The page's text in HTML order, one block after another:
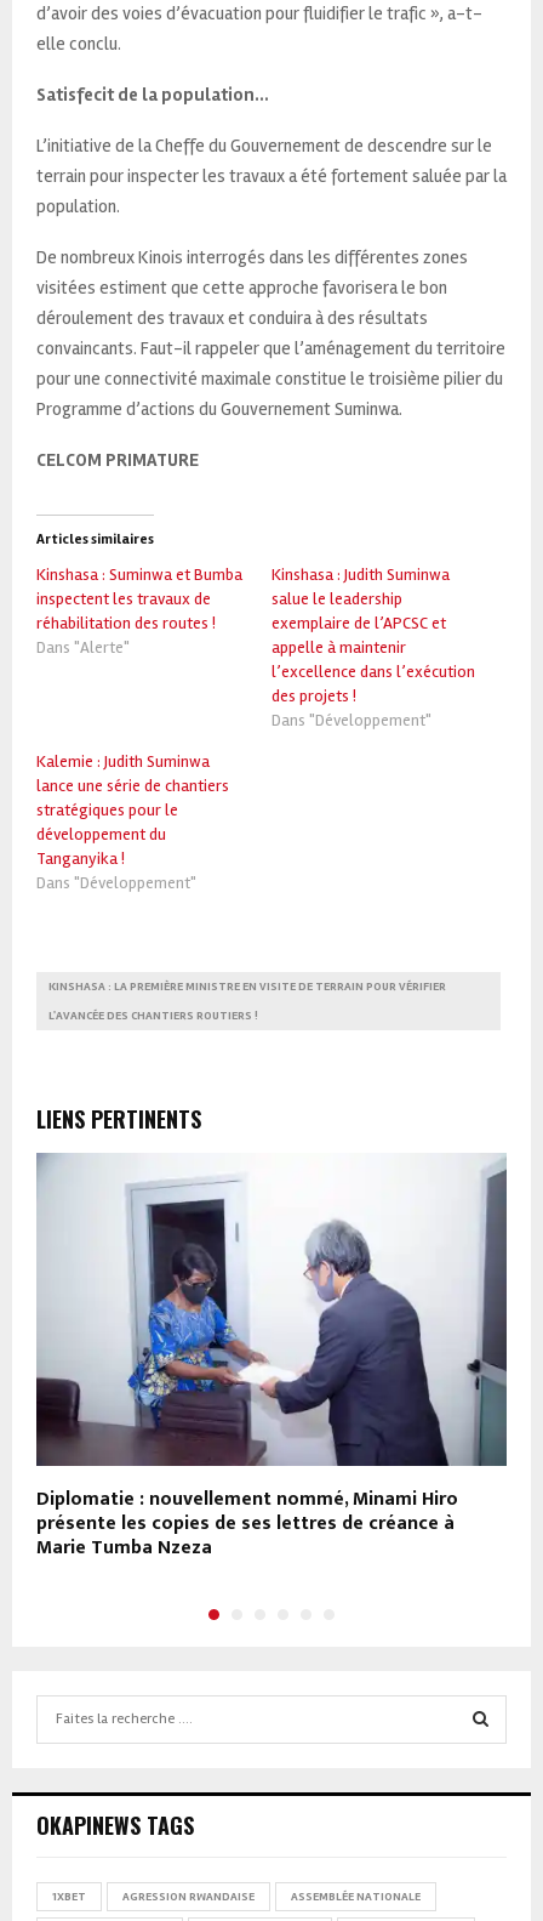
d’avoir des voies d’évacuation pour fluidifier le trafic », a-t-
elle conclu.
Satisfecit de la population…
L’initiative de la Cheffe du Gouvernement de descendre sur le
terrain pour inspecter les travaux a été fortement saluée par la
population.
De nombreux Kinois interrogés dans les différentes zones
visitées estiment que cette approche favorisera le bon
déroulement des travaux et conduira à des résultats
convaincants. Faut-il rappeler que l’aménagement du territoire
pour une connectivité maximale constitue le troisième pilier du
Programme d’actions du Gouvernement Suminwa.
CELCOM PRIMATURE
Articles similaires
Kinshasa : Suminwa et Bumba
inspectent les travaux de
réhabilitation des routes !
Dans "Alerte"
Kinshasa : Judith Suminwa
salue le leadership
exemplaire de l’APCSC et
appelle à maintenir
l’excellence dans l’exécution
des projets !
Dans "Développement"
Kalemie : Judith Suminwa
lance une série de chantiers
stratégiques pour le
développement du
Tanganyika !
Dans "Développement"
KINSHASA : LA PREMIÈRE MINISTRE EN VISITE DE TERRAIN POUR VÉRIFIER
L'AVANCÉE DES CHANTIERS ROUTIERS !
LIENS PERTINENTS
Diplomatie : nouvellement nommé, Minami Hiro
présente les copies de ses lettres de créance à
Marie Tumba Nzeza
OKAPINEWS TAGS
1XBET AGRESSION RWANDAISE ASSEMBLÉE NATIONALE